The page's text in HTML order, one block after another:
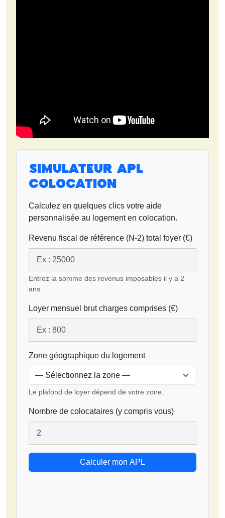
Simulateur APL
Colocation
Calculez en quelques clics votre aide
personnalisée au logement en colocation.
Revenu fiscal de référence (N-2) total foyer (€)
Entrez la somme des revenus imposables il y a 2
ans.
Loyer mensuel brut charges comprises (€)
Zone géographique du logement
Le plafond de loyer dépend de votre zone.
Nombre de colocataires (y compris vous)
Calculer mon APL